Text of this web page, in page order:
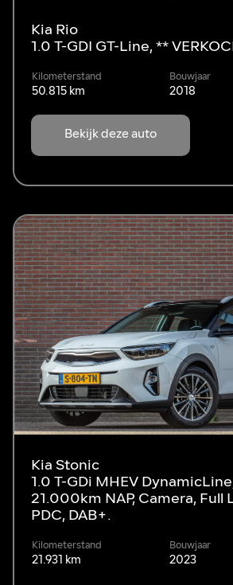
Kia Rio
1.0 T-GDI GT-Line, **
Kilometerstand
50.815 km
Bouwjaar
2018
Bekijk deze auto
Kia Stonic
1.0 T-GDi MHEV
21.000km NAP, Camera, Full
PDC, DAB+.
Kilometerstand
21.931 km
Bouwjaar
2023